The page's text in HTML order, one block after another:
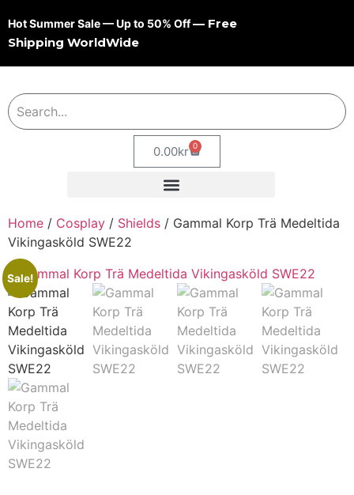
Hot Summer Sale — Up to 50% Off— Free
Shipping WorldWide
0.00kr 0
Home / Cosplay / Shields / Gammal Korp Trä Medeltida
Vikingasköld SWE22
Sale!